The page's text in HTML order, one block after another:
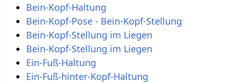
Bein-Kopf-Haltung
Bein-Kopf-Pose - Bein-Kopf-Stellung
Bein-Kopf-Stellung im Liegen
Bein-Kopf-Stellung im Liegen
Ein-Fuß-Haltung
Ein-Fuß-hinter-Kopf-Haltung